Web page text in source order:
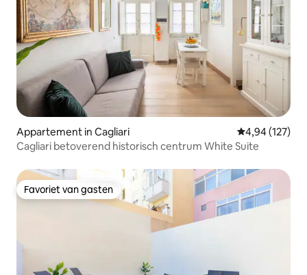
Appartement in Cagliari Gemiddelde
4,94 (127)
Cagliari betoverend historisch centrum White Suite
Favoriet van gasten
Favoriet van gasten